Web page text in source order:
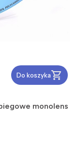
Do koszyka
monolens